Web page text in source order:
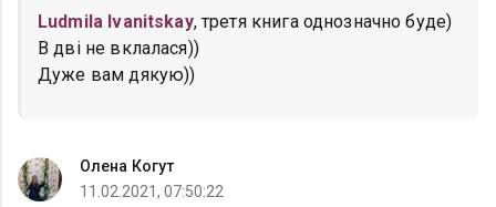
Ludmila Ivanitskay, третя книга однозначно буде)
В дві не вклалася))
Дуже вам дякую))
Олена Когут
11.02.2021, 07:50:22